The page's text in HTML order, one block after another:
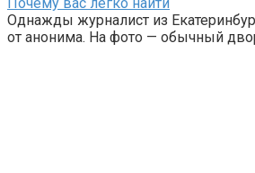
Однажды журналист из
от анонима. На фото — обычный